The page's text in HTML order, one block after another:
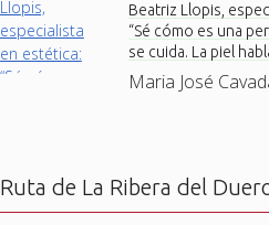
Beatriz Llopis,
“Sé cómo es una
se cuida. La piel
Maria José
Ruta de La Ribera del